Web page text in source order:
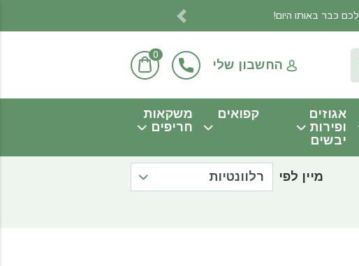
Previous
החשבון שלי
0
אגוזים
ופירות
יבשים
קפואים
משקאות
חריפים
מיין לפי